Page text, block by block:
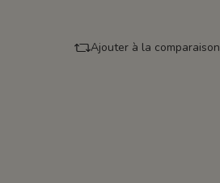
Ajouter à la comparaison